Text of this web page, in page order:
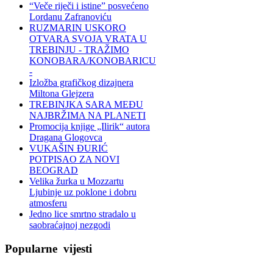
“Veče riječi i istine” posvećeno
Lordanu Zafranoviću
RUZMARIN USKORO
OTVARA SVOJA VRATA U
TREBINJU - TRAŽIMO
KONOBARA/KONOBARICU
-
Izložba grafičkog dizajnera
Miltona Glejzera
TREBINЈKA SARA MEĐU
NAJBRŽIMA NA PLANETI
Promocija knjige „Ilirik“ autora
Dragana Glogovca
VUKAŠIN ĐURIĆ
POTPISAO ZA NOVI
BEOGRAD
Velika žurka u Mozzartu
Ljubinje uz poklone i dobru
atmosferu
Jedno lice smrtno stradalo u
saobraćajnoj nezgodi
Popularne vijesti